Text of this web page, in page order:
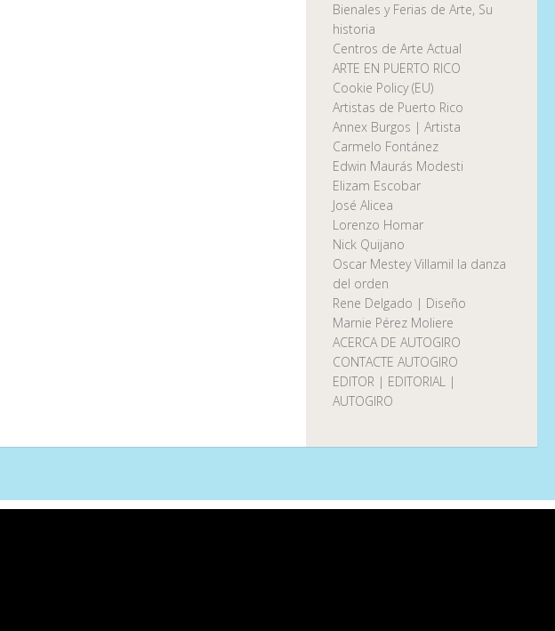
Bienales y Ferias de Arte, Su
historia
Centros de Arte Actual
ARTE EN PUERTO RICO
Cookie Policy (EU)
Artistas de Puerto Rico
Annex Burgos | Artista
Carmelo Fontánez
Edwin Maurás Modesti
Elizam Escobar
José Alicea
Lorenzo Homar
Nick Quijano
Oscar Mestey Villamil la danza
del orden
Rene Delgado | Diseño
Marnie Pérez Moliere
ACERCA DE AUTOGIRO
CONTACTE AUTOGIRO
EDITOR | EDITORIAL |
AUTOGIRO